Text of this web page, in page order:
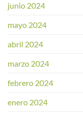
junio 2024
mayo 2024
abril 2024
marzo 2024
febrero 2024
enero 2024